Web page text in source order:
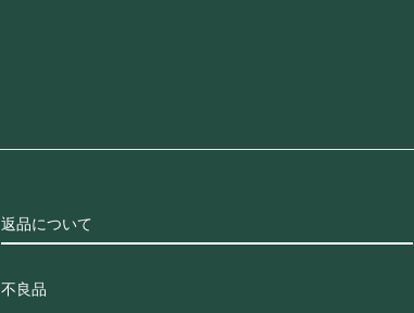
返品について
不良品